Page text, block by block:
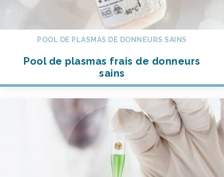
POOL DE PLASMAS DE DONNEURS SAINS
Pool de plasmas frais de donneurs
sains